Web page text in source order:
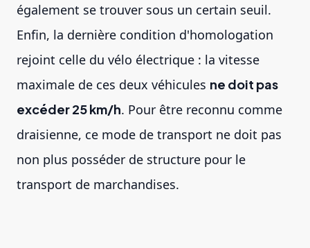
également se trouver sous un certain seuil.
Enfin, la dernière condition d'homologation
rejoint celle du vélo électrique : la vitesse
maximale de ces deux véhicules ne doit pas
excéder 25 km/h. Pour être reconnu comme
draisienne, ce mode de transport ne doit pas
non plus posséder de structure pour le
transport de marchandises.